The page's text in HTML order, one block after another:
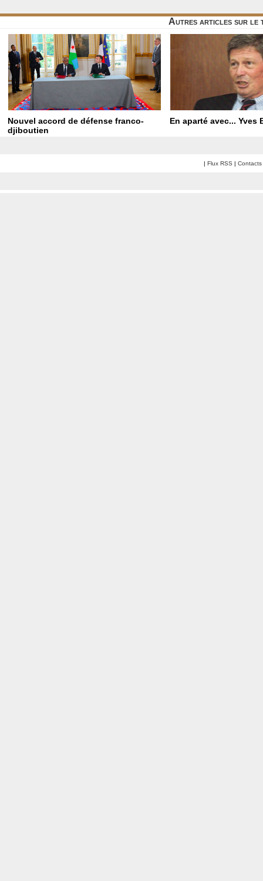
Autres articles sur le
Nouvel accord de défense franco-
djiboutien
En aparté avec... Yves
| Flux RSS | Contacts